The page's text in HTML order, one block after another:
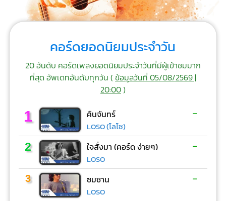
คอร์ดยอดนิยมประจำวัน
20 อันดับ คอร์ดเพลงยอดนิยมประจำวันที่มีผู้เข้าชมมาก
ที่สุด อัพเดทอันดับทุกวัน (ข้อมูลวันที่ 05/08/2569 |
20:00)
1 คืนจันทร์
LOSO (โลโซ)
-
2 ใจสั่งมา (คอร์ด ง่ายๆ)
LOSO
-
3 ซมซาน
LOSO
-